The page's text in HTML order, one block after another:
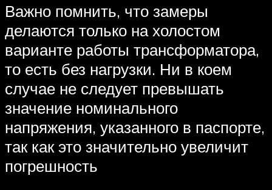
Важно помнить, что замеры
делаются только на холостом
варианте работы трансформатора,
то есть без нагрузки. Ни в коем
случае не следует превышать
значение номинального
напряжения, указанного в паспорте,
так как это значительно увеличит
погрешность